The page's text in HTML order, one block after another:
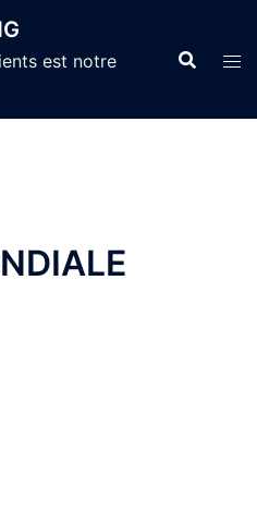
est notre